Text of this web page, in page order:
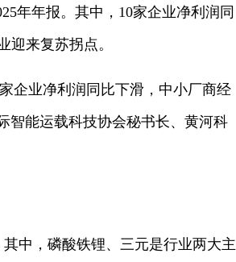
年年报。其中，10家企业净利润同
迎来复苏拐点。
企业净利润同比下滑，中小厂商经
智能运载科技协会秘书长、黄河科
中，磷酸铁锂、三元是行业两大主